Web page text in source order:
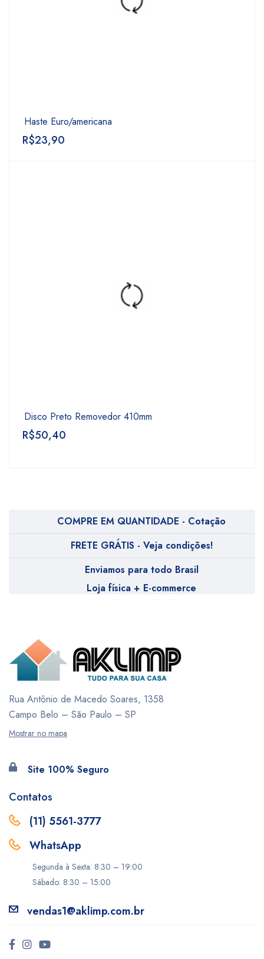
Haste Euro/americana
R$23,90
Disco Preto Removedor 410mm
R$50,40
COMPRE EM QUANTIDADE - Cotação
FRETE GRÁTIS - Veja condições!
Enviamos para todo Brasil
Loja física + E-commerce
Rua Antônio de Macedo Soares, 1358
Campo Belo – São Paulo – SP
Mostrar no mapa
Site 100% Seguro
Contatos
(11) 5561-3777
WhatsApp
Segunda à Sexta: 8:30 – 19:00
Sábado: 8:30 – 15:00
vendas1@aklimp.com.br